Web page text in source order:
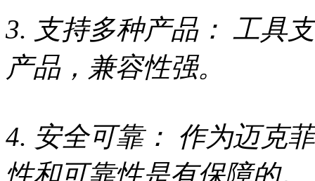
3. 支持多种产品： 工具
产品，兼容性强。
4. 安全可靠： 作为迈克
性和可靠性是有保障的。